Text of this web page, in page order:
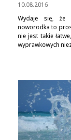
10.08.2016
Wydaje się, że
noworodka to
nie jest takie
wyprawkowych